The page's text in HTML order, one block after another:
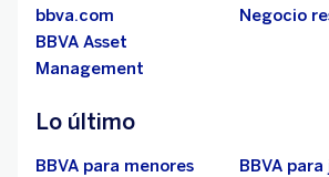
bbva.com
Negocio
BBVA Asset
Management
Lo último
BBVA para menores
BBVA